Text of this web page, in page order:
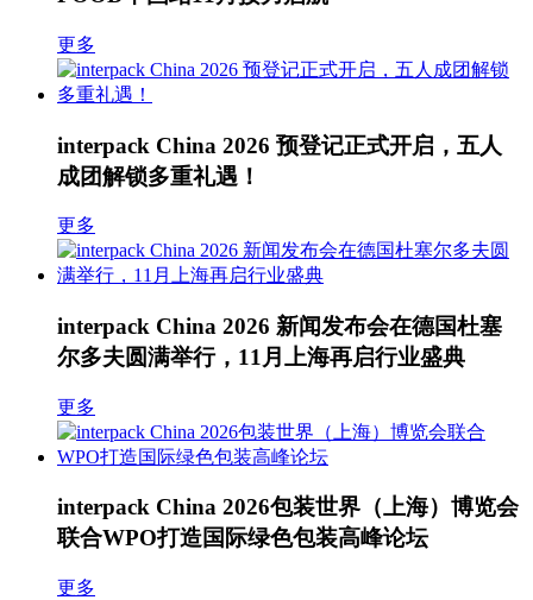
更多
interpack China 2026 预登记正式开启，五人
成团解锁多重礼遇！
更多
interpack China 2026 新闻发布会在德国杜塞
尔多夫圆满举行，11月上海再启行业盛典
更多
interpack China 2026包装世界（上海）博览会
联合WPO打造国际绿色包装高峰论坛
更多